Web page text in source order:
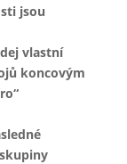
jsou
vlastní
koncovým